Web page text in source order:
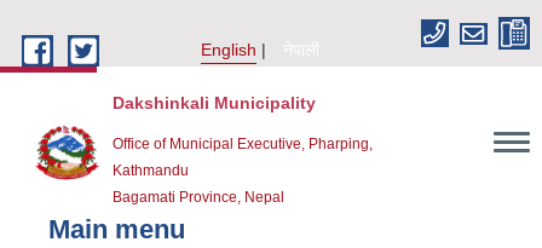
English
नेपाली
Dakshinkali Municipality
Office of Municipal Executive, Pharping,
Kathmandu
Bagamati Province, Nepal
Main menu